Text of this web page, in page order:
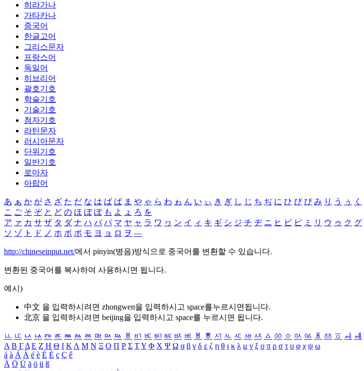
히라가나
가타카나
중국어
한글고어
그리스문자
프랑스어
독일어
히브리어
괄호기호
학술기호
기술기호
첨자기호
라틴문자
러시아문자
단위기호
일반기호
로마자
아랍어
あ ぁ か が さ ざ た だ な は ば ぱ ま や ゃ ら わ ゎ ん い ぃ き ぎ し じ ち ぢ に ひ び ぴ み り う ぅ く
こ ご そ ぞ と ど の ほ ぼ ぽ も よ ょ ろ を
ア ァ カ サ ザ タ ダ ナ ハ バ パ マ ヤ ャ ラ ワ ヮ ン イ ィ キ ギ シ ジ チ ヂ ニ ヒ ビ ピ ミ リ ウ ゥ ク グ
ソ ゾ ト ド ノ ホ ボ ポ モ ヨ ョ ロ ヲ ―
http://chineseinput.net/에서 pinyin(병음)방식으로 중국어를 변환할 수 있습니다.
변환된 중국어를 복사하여 사용하시면 됩니다.
예시)
中文 을 입력하시려면 zhongwen을 입력하시고 space를누르시면됩니다.
北京 을 입력하시려면 beijing을 입력하시고 space를 누르시면 됩니다.
ㅥ ㅦ ㅧ ㅨ ㅩ ㅪ ㅫ ㅬ ㅭ ㅮ ㅯ ㅰ ㅱ ㅲ ㅳ ㅴ ㅵ ㅶ ㅷ ㅸ ㅹ ㅺ ㅻ ㅼ ㅽ ㅾ ㅿ ㆀ ㆁ ㆂ ㆃ ㆄ ㆅ ㆆ ㆇ ㆈ
Α Β ΓΔ Ε Ζ Η Θ Ι ΚΛ Μ Ν Ξ Ο Π Ρ Σ ΤΥ Φ Χ Ψ Ω α β γ δ ε ζ η θ ι κ λ μ ν ξ ο π ρ σ τ υ φ χ ψ ω
á à Á À é è É È ç Ç ê
Ä Ö Ü ä ö ü ß